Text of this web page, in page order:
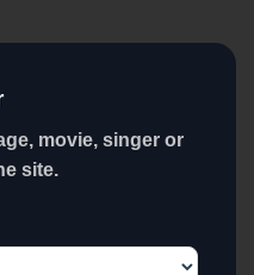
movie, singer or
site.